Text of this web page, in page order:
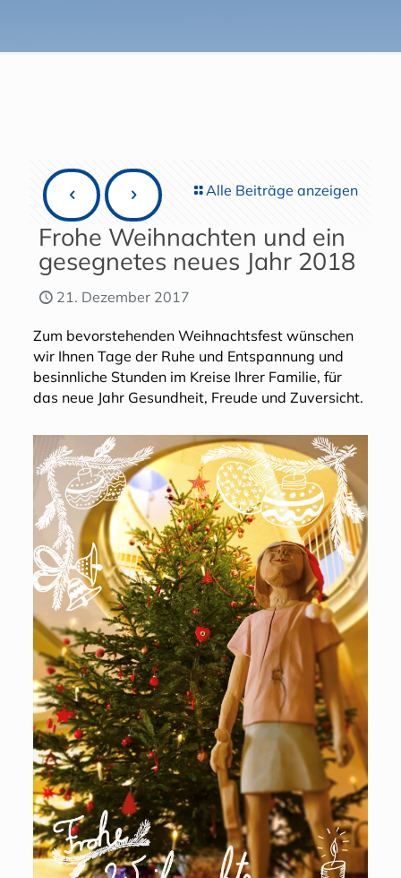
Alle Beiträge anzeigen
Frohe Weihnachten und ein
gesegnetes neues Jahr 2018
21. Dezember 2017
Zum bevorstehenden Weihnachtsfest wünschen
wir Ihnen Tage der Ruhe und Entspannung und
besinnliche Stunden im Kreise Ihrer Familie, für
das neue Jahr Gesundheit, Freude und Zuversicht.